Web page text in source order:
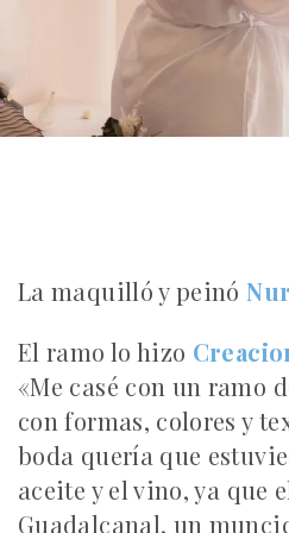
La maquilló y peinó
El ramo lo hizo
«Me casé con un ramo
con formas, colores y
boda quería que
aceite y el vino, ya que
Guadalcanal, un